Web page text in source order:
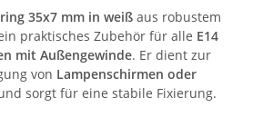
35x7 mm in weiß aus robustem
praktisches Zubehör für alle E14
mit Außengewinde. Er dient zur
von Lampenschirmen oder
sorgt für eine stabile Fixierung.